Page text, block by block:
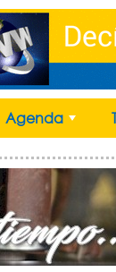
+
Agenda